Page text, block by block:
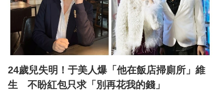
24歲兒失明！于美人爆「他在飯店掃廁所」維
生 不盼紅包只求「別再花我的錢」